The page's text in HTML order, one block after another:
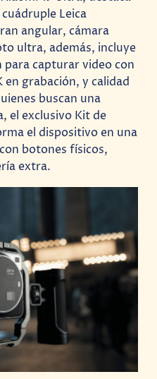
Leica
angular, cámara
ultra, además, incluye
para capturar video con
grabación, y calidad
buscan una
el exclusivo Kit de
el dispositivo en una
botones físicos,
extra.